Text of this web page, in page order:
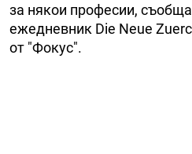
за някои професии,
ежедневник Die Neue
от "Фокус".